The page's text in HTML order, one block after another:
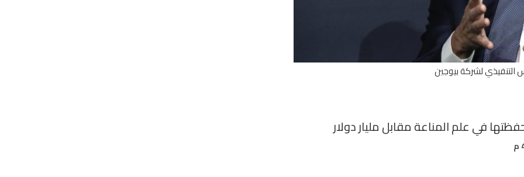
التنفيذي لشركة بيوجين
في علم المناعة مقابل مليار دولار